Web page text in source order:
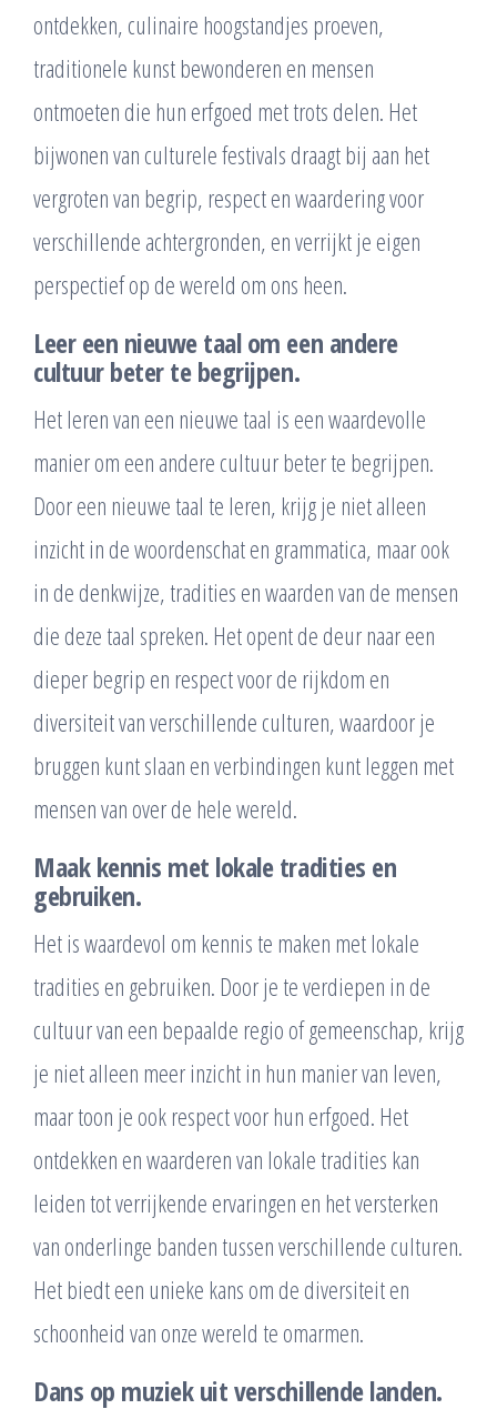
ontdekken, culinaire hoogstandjes proeven,
traditionele kunst bewonderen en mensen
ontmoeten die hun erfgoed met trots delen. Het
bijwonen van culturele festivals draagt bij aan het
vergroten van begrip, respect en waardering voor
verschillende achtergronden, en verrijkt je eigen
perspectief op de wereld om ons heen.
Leer een nieuwe taal om een andere
cultuur beter te begrijpen.
Het leren van een nieuwe taal is een waardevolle
manier om een andere cultuur beter te begrijpen.
Door een nieuwe taal te leren, krijg je niet alleen
inzicht in de woordenschat en grammatica, maar ook
in de denkwijze, tradities en waarden van de mensen
die deze taal spreken. Het opent de deur naar een
dieper begrip en respect voor de rijkdom en
diversiteit van verschillende culturen, waardoor je
bruggen kunt slaan en verbindingen kunt leggen met
mensen van over de hele wereld.
Maak kennis met lokale tradities en
gebruiken.
Het is waardevol om kennis te maken met lokale
tradities en gebruiken. Door je te verdiepen in de
cultuur van een bepaalde regio of gemeenschap, krijg
je niet alleen meer inzicht in hun manier van leven,
maar toon je ook respect voor hun erfgoed. Het
ontdekken en waarderen van lokale tradities kan
leiden tot verrijkende ervaringen en het versterken
van onderlinge banden tussen verschillende culturen.
Het biedt een unieke kans om de diversiteit en
schoonheid van onze wereld te omarmen.
Dans op muziek uit verschillende landen.